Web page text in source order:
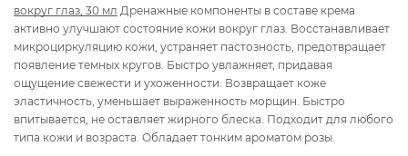
вокруг глаз, 30 мл Дренажные компоненты в составе крема
активно улучшают состояние кожи вокруг глаз. Восстанавливает
микроциркуляцию кожи, устраняет пастозность, предотвращает
появление темных кругов. Быстро увлажняет, придавая
ощущение свежести и ухоженности. Возвращает коже
эластичность, уменьшает выраженность морщин. Быстро
впитывается, не оставляет жирного блеска. Подходит для любого
типа кожи и возраста. Обладает тонким ароматом розы.